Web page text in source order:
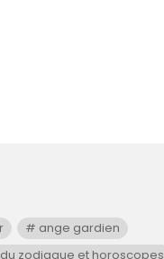
ange gardien
zodiaque et horoscopes